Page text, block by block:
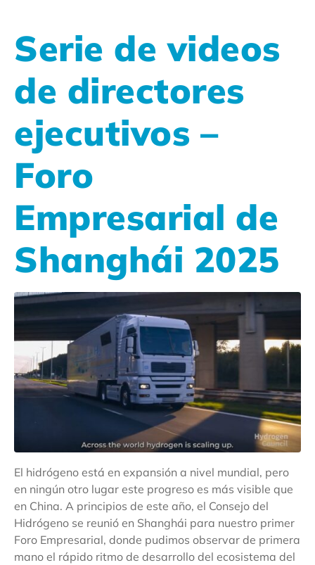
Serie de videos
de directores
ejecutivos –
Foro
Empresarial de
Shanghái 2025
El hidrógeno está en expansión a nivel mundial, pero
en ningún otro lugar este progreso es más visible que
en China. A principios de este año, el Consejo del
Hidrógeno se reunió en Shanghái para nuestro primer
Foro Empresarial, donde pudimos observar de primera
mano el rápido ritmo de desarrollo del ecosistema del